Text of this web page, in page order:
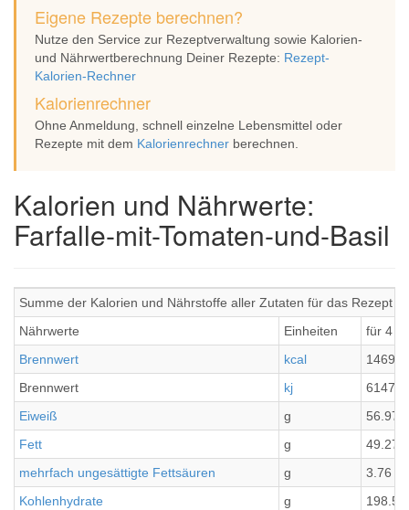
Eigene Rezepte berechnen?
Nutze den Service zur Rezeptverwaltung sowie Kalorien-
und Nährwertberechnung Deiner Rezepte: Rezept-
Kalorien-Rechner
Kalorienrechner
Ohne Anmeldung, schnell einzelne Lebensmittel oder
Rezepte mit dem Kalorienrechner berechnen.
Kalorien und Nährwerte:
Farfalle-mit-Tomaten-und-Basil
Summe der Kalorien und Nährstoffe aller Zutaten für das Rezept
Nährwerte
Einheiten
für 4
Brennwert
kcal
Brennwert
kj
Eiweiß
g
56.97
Fett
g
49.27
mehrfach ungesättigte Fettsäuren
g
3.76
Kohlenhydrate
g
198.59